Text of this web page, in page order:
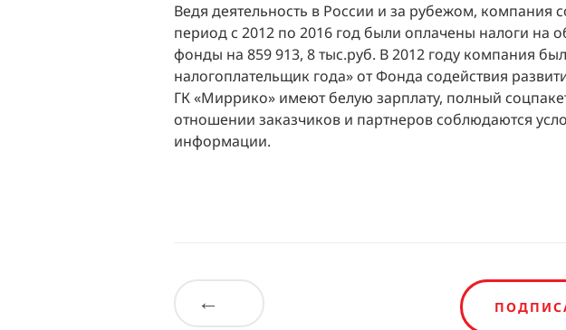
Ведя деятельность в России и за рубежом, компания
период с 2012 по 2016 год были оплачены налоги на
фонды на 859 913, 8 тыс.руб. В 2012 году компания
налогоплательщик года» от Фонда содействия
ГК «Миррико» имеют белую зарплату, полный
отношении заказчиков и партнеров соблюдаются
информации.
←